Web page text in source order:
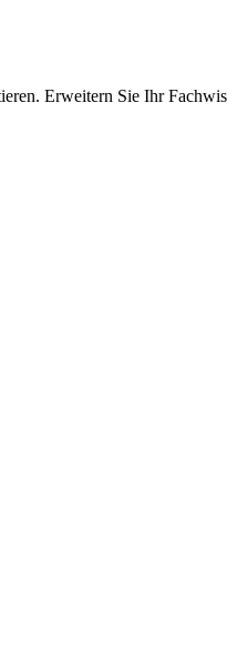
Erweitern Sie Ihr